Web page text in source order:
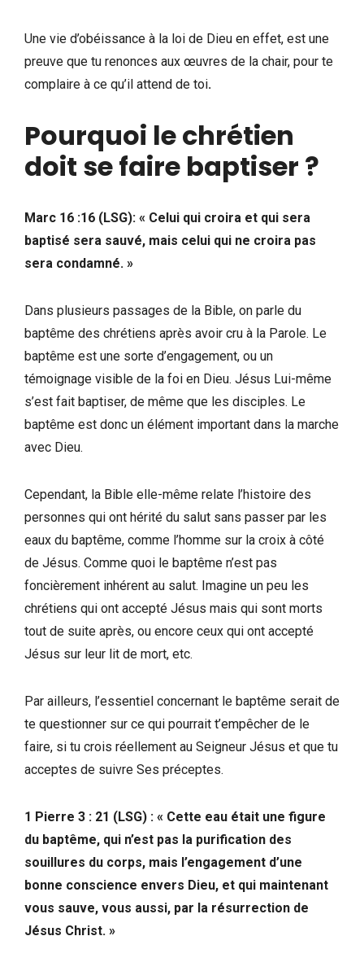
Une vie d’obéissance à la loi de Dieu en effet, est une
preuve que tu renonces aux œuvres de la chair, pour te
complaire à ce qu’il attend de toi.
Pourquoi le chrétien
doit se faire baptiser ?
Marc 16 :16 (LSG): « Celui qui croira et qui sera
baptisé sera sauvé, mais celui qui ne croira pas
sera condamné. »
Dans plusieurs passages de la Bible, on parle du
baptême des chrétiens après avoir cru à la Parole. Le
baptême est une sorte d’engagement, ou un
témoignage visible de la foi en Dieu. Jésus Lui-même
s’est fait baptiser, de même que les disciples. Le
baptême est donc un élément important dans la marche
avec Dieu.
Cependant, la Bible elle-même relate l’histoire des
personnes qui ont hérité du salut sans passer par les
eaux du baptême, comme l’homme sur la croix à côté
de Jésus. Comme quoi le baptême n’est pas
foncièrement inhérent au salut. Imagine un peu les
chrétiens qui ont accepté Jésus mais qui sont morts
tout de suite après, ou encore ceux qui ont accepté
Jésus sur leur lit de mort, etc.
Par ailleurs, l’essentiel concernant le baptême serait de
te questionner sur ce qui pourrait t’empêcher de le
faire, si tu crois réellement au Seigneur Jésus et que tu
acceptes de suivre Ses préceptes.
1 Pierre 3 : 21 (LSG) : « Cette eau était une figure
du baptême, qui n’est pas la purification des
souillures du corps, mais l’engagement d’une
bonne conscience envers Dieu, et qui maintenant
vous sauve, vous aussi, par la résurrection de
Jésus Christ. »